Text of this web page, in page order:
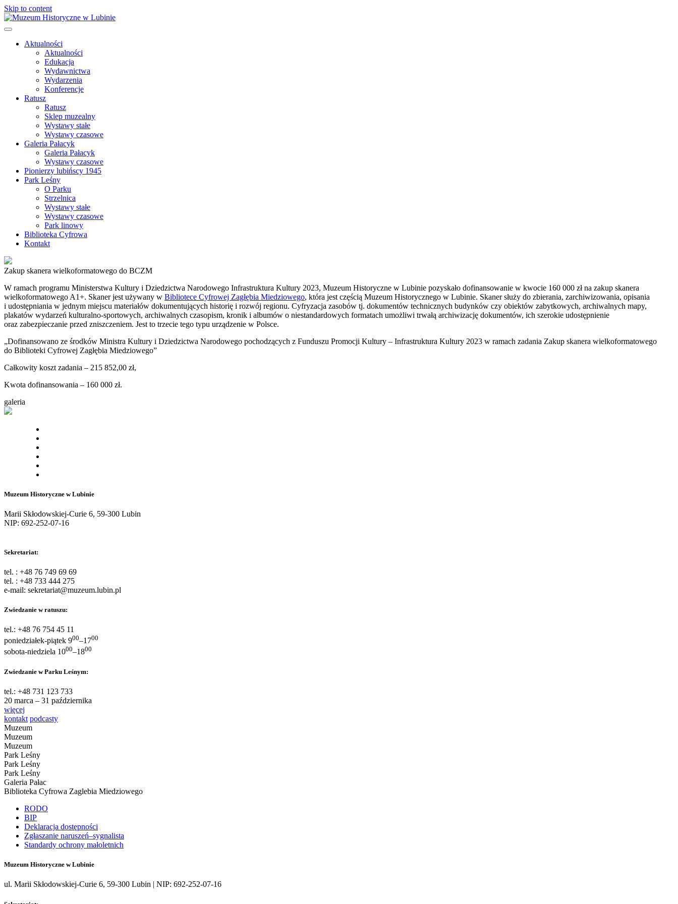
Skip to content
Aktualności
Aktualności
Edukacja
Wydawnictwa
Wydarzenia
Konferencje
Ratusz
Ratusz
Sklep muzealny
Wystawy stałe
Wystawy czasowe
Galeria Pałacyk
Galeria Pałacyk
Wystawy czasowe
Pionierzy lubińscy 1945
Park Leśny
O Parku
Strzelnica
Wystawy stałe
Wystawy czasowe
Park linowy
Biblioteka Cyfrowa
Kontakt
Zakup skanera wielkoformatowego do BCZM
W ramach programu Ministerstwa Kultury i Dziedzictwa Narodowego Infrastruktura Kultury 2023, Muzeum Historyczne w Lubinie pozyskało dofinansowanie w kwocie 160 000 zł na zakup skanera
wielkoformatowego A1+. Skaner jest używany w Bibliotece Cyfrowej Zagłębia Miedziowego, która jest częścią Muzeum Historycznego w Lubinie. Skaner służy do zbierania, zarchiwizowania, opisania
i udostępniania w jednym miejscu materiałów dokumentujących historię i rozwój regionu. Cyfryzacja zasobów tj. dokumentów technicznych budynków czy obiektów zabytkowych, archiwalnych mapy,
plakatów wydarzeń kulturalno-sportowych, archiwalnych czasopism, kronik i albumów o niestandardowych formatach umożliwi trwałą archiwizację dokumentów, ich szerokie udostępnienie
oraz zabezpieczanie przed zniszczeniem. Jest to trzecie tego typu urządzenie w Polsce.
„Dofinansowano ze środków Ministra Kultury i Dziedzictwa Narodowego pochodzących z Funduszu Promocji Kultury – Infrastruktura Kultury 2023 w ramach zadania Zakup skanera wielkoformatowego
do Biblioteki Cyfrowej Zagłębia Miedziowego”
Całkowity koszt zadania – 215 852,00 zł,
Kwota dofinansowania – 160 000 zł.
galeria
Muzeum Historyczne w Lubinie
Marii Skłodowskiej-Curie 6, 59-300 Lubin
NIP: 692-252-07-16
Sekretariat:
tel. : +48 76 749 69 69
tel. : +48 733 444 275
e-mail: sekretariat@muzeum.lubin.pl
Zwiedzanie w ratuszu:
tel.: +48 76 754 45 11
poniedziałek-piątek 900–1700
sobota-niedziela 1000–1800
Zwiedzanie w Parku Leśnym:
tel.: +48 731 123 733
20 marca – 31 października
więcej
kontakt podcasty
Muzeum
Muzeum
Muzeum
Park Leśny
Park Leśny
Park Leśny
Galeria Pałac
Biblioteka Cyfrowa Zaglebia Miedziowego
RODO
BIP
Deklaracja dostępności
Zgłaszanie naruszeń–sygnalista
Standardy ochrony małoletnich
Muzeum Historyczne w Lubinie
ul. Marii Skłodowskiej-Curie 6, 59-300 Lubin | NIP: 692-252-07-16